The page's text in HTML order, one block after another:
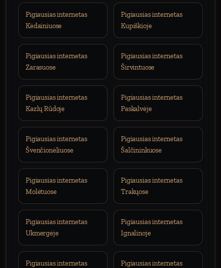
Pigiausias internetas
Kėdainiuose
Pigiausias internetas
Kupiškioje
Pigiausias internetas
Zarasuose
Pigiausias internetas
Širvintuose
Pigiausias internetas
Kazlų Rūdoje
Pigiausias internetas
Paskalvėje
Pigiausias internetas
Švenčionėliuose
Pigiausias internetas
Šalčininkuose
Pigiausias internetas
Molėtuose
Pigiausias internetas
Trakųose
Pigiausias internetas
Ukmergėje
Pigiausias internetas
Ignalinoje
Pigiausias internetas
Pigiausias internetas